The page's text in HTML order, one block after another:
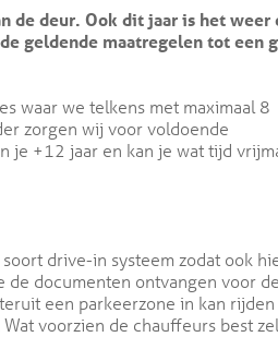
de deur. Ook dit jaar is het weer
geldende maatregelen tot een
waar we telkens met maximaal 8
zorgen wij voor voldoende
je +12 jaar en kan je wat tijd
drive-in systeem zodat ook
de documenten ontvangen voor de
een parkeerzone in kan rijden
voorzien de chauffeurs best